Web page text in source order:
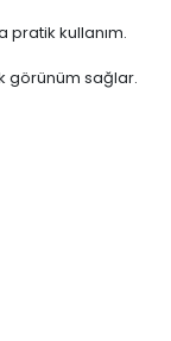
pratik kullanım.
görünüm sağlar.